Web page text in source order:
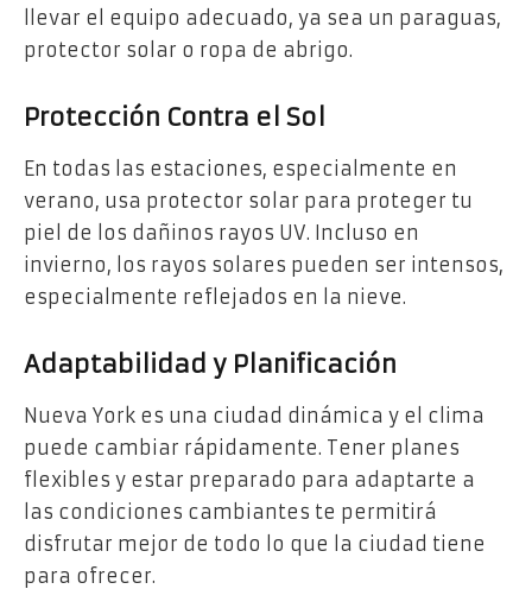
llevar el equipo adecuado, ya sea un paraguas,
protector solar o ropa de abrigo.
Protección Contra el Sol
En todas las estaciones, especialmente en
verano, usa protector solar para proteger tu
piel de los dañinos rayos UV. Incluso en
invierno, los rayos solares pueden ser intensos,
especialmente reflejados en la nieve.
Adaptabilidad y Planificación
Nueva York es una ciudad dinámica y el clima
puede cambiar rápidamente. Tener planes
flexibles y estar preparado para adaptarte a
las condiciones cambiantes te permitirá
disfrutar mejor de todo lo que la ciudad tiene
para ofrecer.